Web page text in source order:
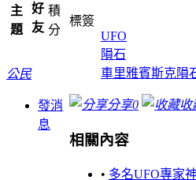
主
題
好
友
積
分
公民
發消
息
標簽
UFO
隕石
車里雅賓斯克隕
分享0 收
相關內容
• 多名UFO專家